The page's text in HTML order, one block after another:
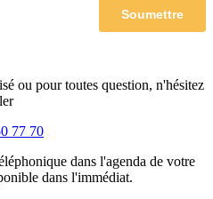
ou pour toutes question, n'hésitez
77 70
dans l'agenda de votre
dans l'immédiat.